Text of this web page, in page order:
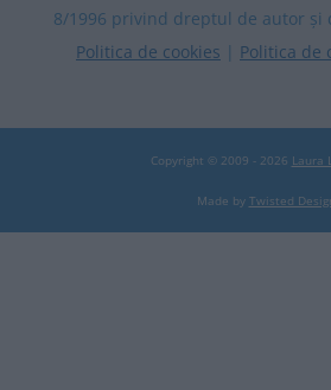
8/1996 privind dreptul de autor și
Politica de cookies | Politica de
Copyright © 2009 - 2026 Laura
Made by Twisted